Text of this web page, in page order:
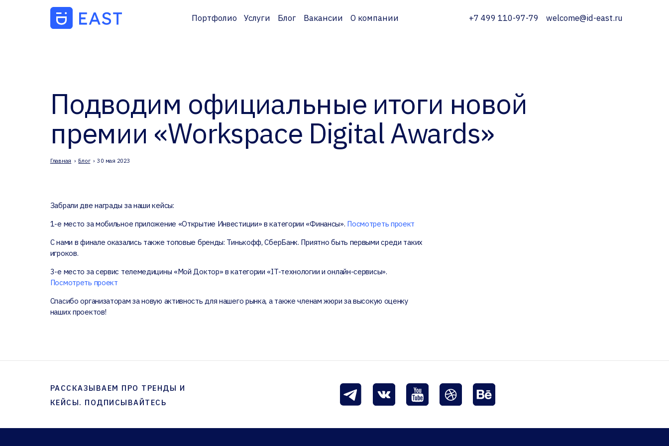
Портфолио Услуги Блог Вакансии О компании +7 499 110-97-79 welcome@id-east.ru
Подводим официальные итоги новой
премии «Workspace Digital Awards»
Главная › Блог › 30 мая 2023
Забрали две награды за наши кейсы:
1-е место за мобильное приложение «Открытие Инвестиции» в категории «Финансы». Посмотреть проект
С нами в финале оказались также топовые бренды: Тинькофф, СберБанк. Приятно быть первыми среди таких
игроков.
3-е место за сервис телемедицины «Мой Доктор» в категории «IT-технологии и онлайн-сервисы».
Посмотреть проект
Спасибо организаторам за новую активность для нашего рынка, а также членам жюри за высокую оценку
наших проектов!
РАССКАЗЫВАЕМ ПРО ТРЕНДЫ И
КЕЙСЫ. ПОДПИСЫВАЙТЕСЬ